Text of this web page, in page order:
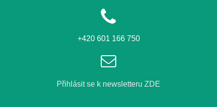
+420 601 166 750
Přihlásit se k newsletteru ZDE